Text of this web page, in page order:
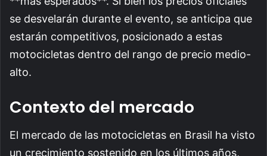
se desvelarán durante el evento, se anticipa que
estarán competitivos, posicionado a estas
motocicletas dentro del rango de precio medio-
alto.
Contexto del mercado
El mercado de las motocicletas en Brasil ha visto
un crecimiento sostenido en los últimos años,